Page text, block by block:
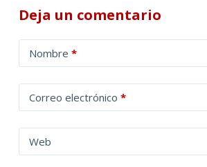
Deja un comentario
Nombre *
Correo electrónico *
Web
l
t
a